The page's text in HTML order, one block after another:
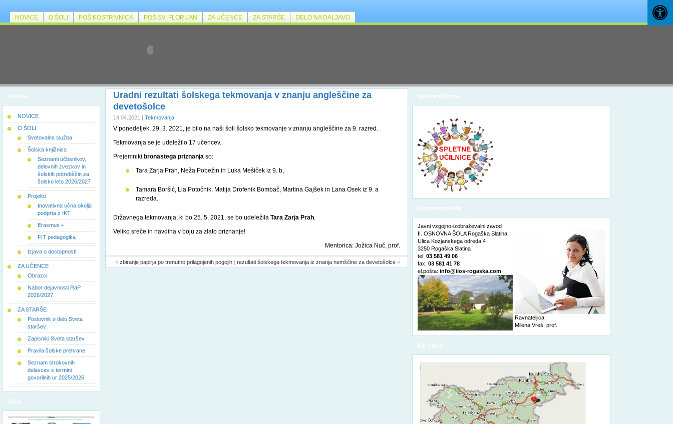
NOVICE O ŠOLI POŠ KOSTRIVNICA POŠ SV. FLORIJAN ZA UČENCE ZA STARŠE DELO NA DALJAVO
Vsebine
NOVICE
O ŠOLI
Svetovalna služba
Šolska knjižnica
Seznami učbenikov,
delovnih zvezkov in
šolskih potrebščin za
šolsko leto 2026/2027
Projekti
Inovativna učna okolja
podprta z IKT
Erasmus +
FIT pedagogika
Izjava o dostopnosti
ZA UČENCE
Obrazci
Nabor dejavnosti RaP
2026/2027
ZA STARŠE
Poslovnik o delu Sveta
staršev
Zapisniki Sveta staršev
Pravila šolske prehrane
Seznam strokovnih
delavcev s termini
govorilnih ur 2025/2026
Vizija
Uradni rezultati šolskega tekmovanja v znanju angleščine za
devetošolce
14.04.2021 | Tekmovanja
V ponedeljek, 29. 3. 2021, je bilo na naši šoli šolsko tekmovanje v znanju angleščine za 9. razred.
Tekmovanja se je udeležilo 17 učencev.
Prejemniki bronastega priznanja so:
Tara Zarja Prah, Neža Pobežin in Luka Mešiček iz 9. b,
Tamara Boršić, Lia Potočnik, Matija Drofenik Bombač, Martina Gajšek in Lana Osek iz 9. a
razreda.
Državnega tekmovanja, ki bo 25. 5. 2021, se bo udeležila Tara Zarja Prah.
Veliko sreče in navdiha v boju za zlato priznanje!
Mentorica: Jožica Nuč, prof.
« zbiranje papirja po trenutno prilagojenih pogojih| rezultati šolskega tekmovanja iz znanja nemščine za devetošolce»
Spletne učilnice
Osnovni podatki
Javni vzgojno-izobraževalni zavod
II. OSNOVNA ŠOLA Rogaška Slatina
Ulica Kozjanskega odreda 4
3250 Rogaška Slatina
tel: 03 581 49 06
fax: 03 581 41 78
el.pošta: info@iios-rogaska.com
Ravnateljica:
Milena Vreš, prof.
Kje smo?